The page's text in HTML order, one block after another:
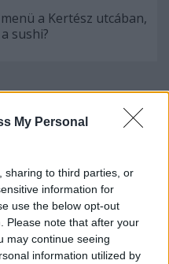
My Personal
sharing to third parties, or
information for
use the below opt-out
Please note that after your
may continue seeing
information utilized by
a Kertész utcában,
sushi?